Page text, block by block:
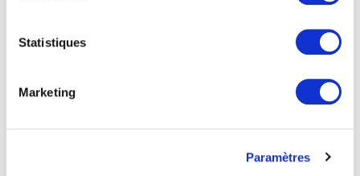
Statistiques
Marketing
Paramètres